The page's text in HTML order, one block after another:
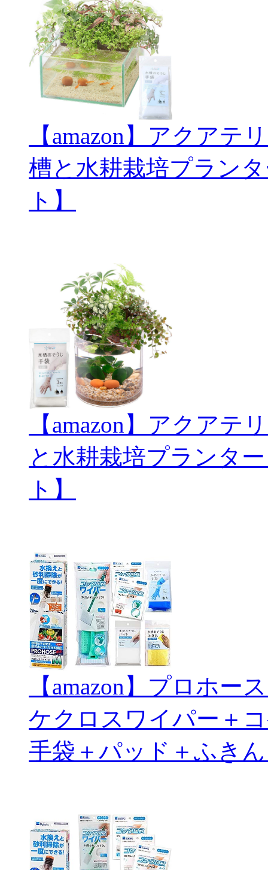
【amazon】アクアテ
槽と水耕栽培プラン
ト】
【amazon】アクアテ
と水耕栽培プランタ
ト】
【amazon】プロホ
ケクロスワイパー＋
手袋＋パッド＋ふき